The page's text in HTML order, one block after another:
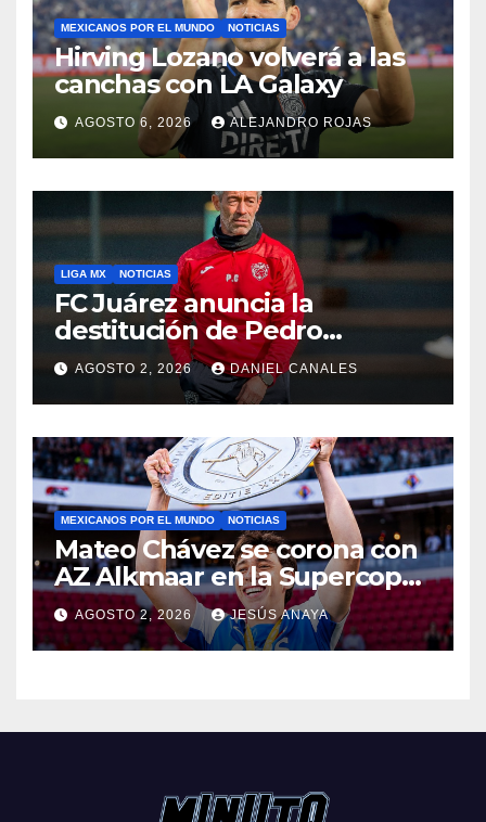
MEXICANOS POR EL MUNDO NOTICIAS
Hirving Lozano volverá a las
canchas con LA Galaxy
AGOSTO 6, 2026 ALEJANDRO ROJAS
LIGA MX NOTICIAS
FC Juárez anuncia la
destitución de Pedro
Caixinha
AGOSTO 2, 2026 DANIEL CANALES
MEXICANOS POR EL MUNDO NOTICIAS
Mateo Chávez se corona con
AZ Alkmaar en la Supercopa
de Países Bajos
AGOSTO 2, 2026 JESÚS ANAYA